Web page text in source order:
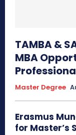
TAMBA &
MBA
Master Degree
Erasmus
for Master’s